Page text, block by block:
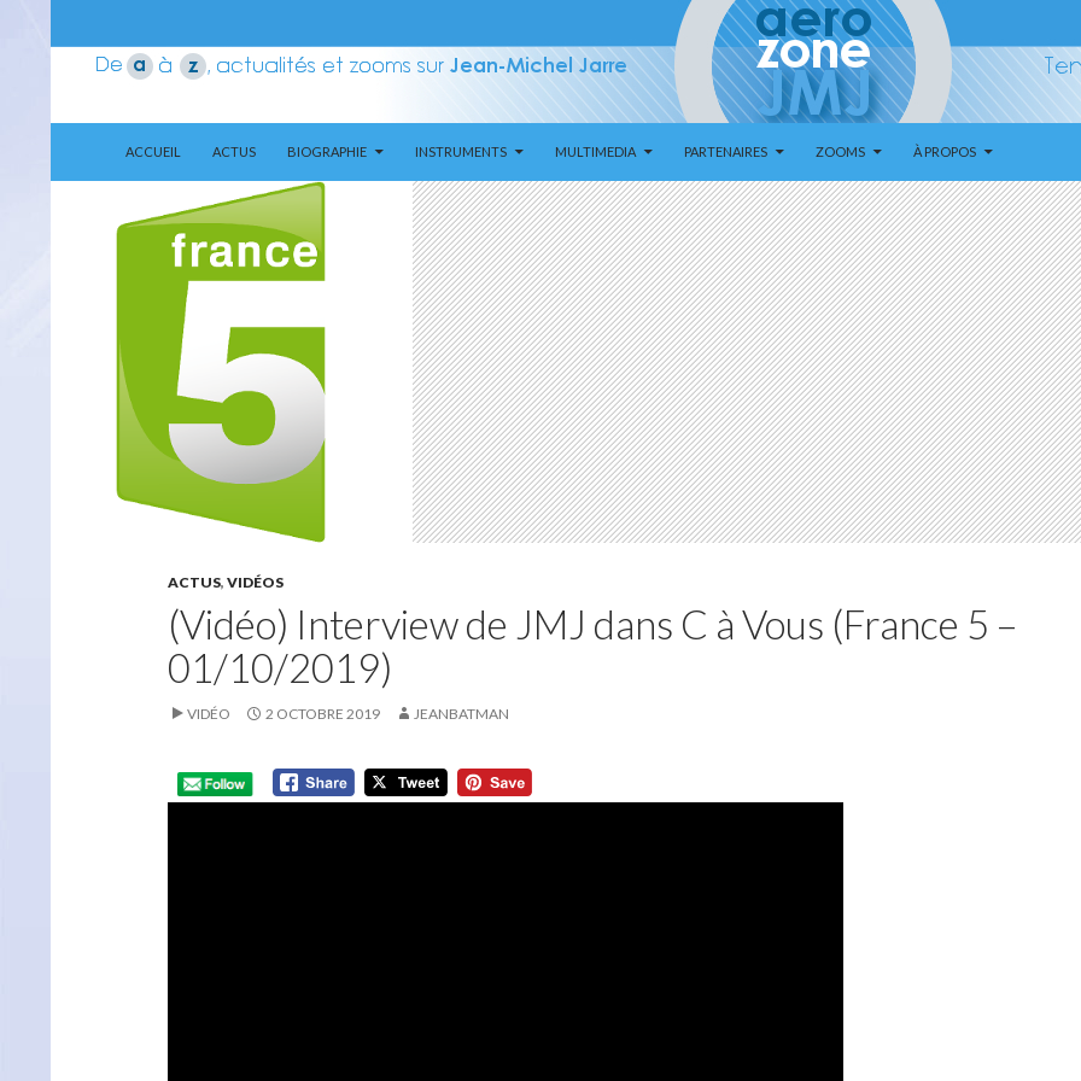
Aerozone JMJ
ACCUEIL
ACTUS BIOGRAPHIE INSTRUMENTS MULTIMEDIA PARTENAIRES ZOOMS À PROPOS
ACTUS, VIDÉOS
(Vidéo) Interview de JMJ dans C à Vous (France 5 –
01/10/2019)
VIDÉO 2 OCTOBRE 2019 JEANBATMAN